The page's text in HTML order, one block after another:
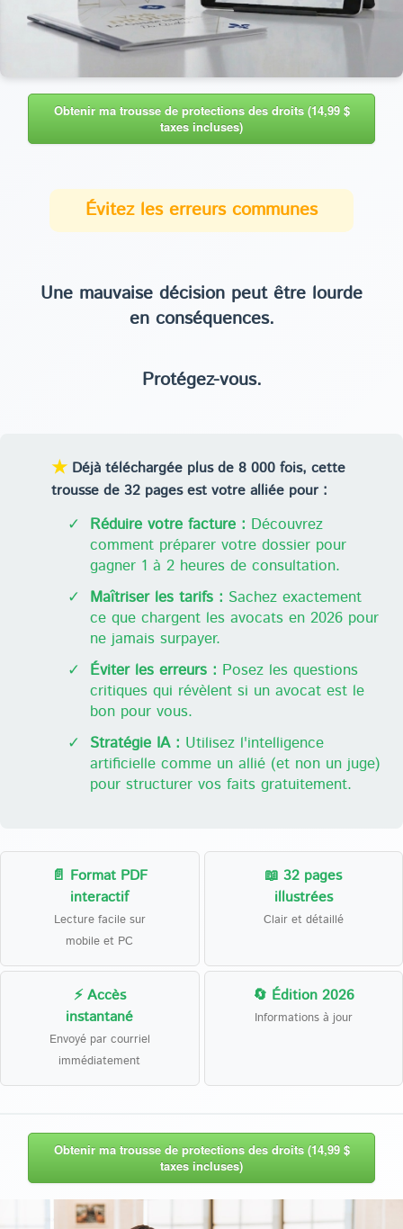
Obtenir ma trousse de protections des droits (14,99 $
taxes incluses)
Évitez les erreurs communes
Une mauvaise décision peut être lourde
en conséquences.
Protégez-vous.
★ Déjà téléchargée plus de 8 000 fois, cette
trousse de 32 pages est votre alliée pour :
✓ Réduire votre facture : Découvrez
comment préparer votre dossier pour
gagner 1 à 2 heures de consultation.
✓ Maîtriser les tarifs : Sachez exactement
ce que chargent les avocats en 2026 pour
ne jamais surpayer.
✓ Éviter les erreurs : Posez les questions
critiques qui révèlent si un avocat est le
bon pour vous.
✓ Stratégie IA : Utilisez l'intelligence
artificielle comme un allié (et non un juge)
pour structurer vos faits gratuitement.
📄 Format PDF
interactif
Lecture facile sur
mobile et PC
📖 32 pages
illustrées
Clair et détaillé
⚡ Accès
instantané
Envoyé par courriel
immédiatement
🔄 Édition 2026
Informations à jour
Obtenir ma trousse de protections des droits (14,99 $
taxes incluses)